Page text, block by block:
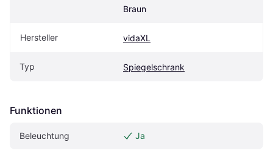
Braun
Hersteller vidaXL
Typ Spiegelschrank
Funktionen
Beleuchtung Ja